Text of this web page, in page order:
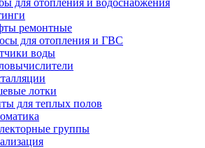
для отопления и водоснабжения
ремонтные
для отопления и ГВС
воды
лотки
для теплых полов
группы